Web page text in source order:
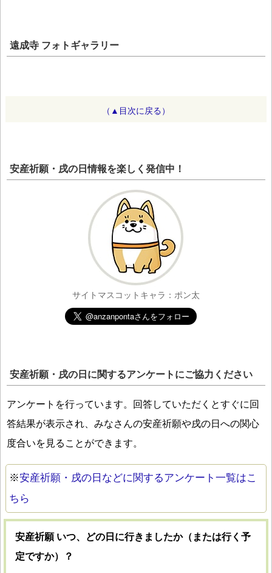
遠成寺 フォトギャラリー
（▲目次に戻る）
安産祈願・戌の日情報を楽しく発信中！
サイトマスコットキャラ：ポン太
安産祈願・戌の日に関するアンケートにご協力ください
アンケートを行っています。回答していただくとすぐに回
答結果が表示され、みなさんの安産祈願や戌の日への関心
度合いを見ることができます。
※安産祈願・戌の日などに関するアンケート一覧はこ
ちら
安産祈願 いつ、どの日に行きましたか（または行く予
定ですか）？